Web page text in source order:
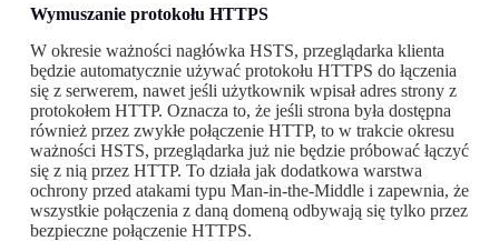
Wymuszanie protokołu HTTPS
W okresie ważności nagłówka HSTS, przeglądarka klienta
będzie automatycznie używać protokołu HTTPS do łączenia
się z serwerem, nawet jeśli użytkownik wpisał adres strony z
protokołem HTTP. Oznacza to, że jeśli strona była dostępna
również przez zwykłe połączenie HTTP, to w trakcie okresu
ważności HSTS, przeglądarka już nie będzie próbować łączyć
się z nią przez HTTP. To działa jak dodatkowa warstwa
ochrony przed atakami typu Man-in-the-Middle i zapewnia, że
wszystkie połączenia z daną domeną odbywają się tylko przez
bezpieczne połączenie HTTPS.